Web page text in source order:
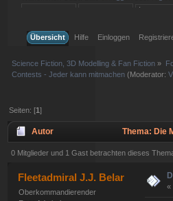
Übersicht
Hilfe Einloggen
Science Fiction, 3D Modelling & Fan Fiction »
Contests - Jeder kann mitmachen (Moderator:
Seiten: [1]
Autor Thema: Die
0 Mitglieder und 1 Gast betrachten dieses
Fleetadmiral J.J. Belar
Oberkommandierender
«